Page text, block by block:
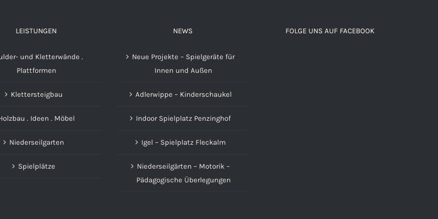
LEISTUNGEN
und Kletterwände .
Plattformen
Klettersteigbau
. Ideen . Möbel
Niederseilgarten
Spielplätze
NEWS
Neue Projekte – Spielgeräte für
Innen und Außen
Adlerwippe – Kinderschaukel
Indoor Spielplatz Penzinghof
Igel – Spielplatz Fleckalm
Niederseilgärten – Motorik –
Pädagogische Überlegungen
FOLGE UNS AUF FACEBOOK